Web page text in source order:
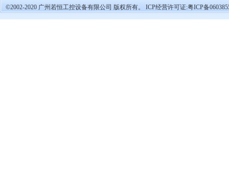
©2002-2020 广州若恒工控设备有限公司 版权所有。 ICP经营许可证:粤ICP备